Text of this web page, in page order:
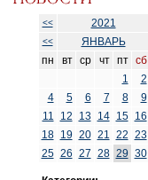
<< 2021
<<
ЯНВАРЬ
пн вт ср чт пт сб
1
2
4
5 6 7 8 9
11
12 13 14 15 16
18
19 20 21 22 23
25 26 27 28 29 30